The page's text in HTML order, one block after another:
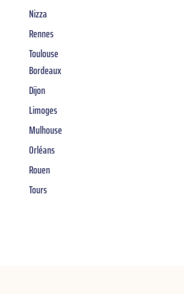
Nizza
Rennes
Toulouse
Bordeaux
Dijon
Limoges
Mulhouse
Orléans
Rouen
Tours